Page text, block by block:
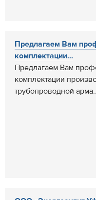
Предлагаем Вам
комплектации...
Предлагаем Вам
комплектации
трубопроводной